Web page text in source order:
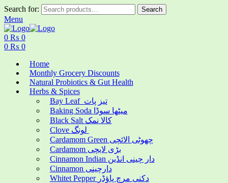
Search for: Search
Menu
0 ₨ 0
0 ₨ 0
Home
Monthly Grocery Discounts
Natural Probiotics & Gut Health
Herbs & Spices
Bay Leaf تیز پات
Baking Soda میٹھا سوڈا
Black Salt کالا نمک
Cardamom Green چھوٹی الائچی
Cardamom بڑی لایچی
Cinnamon Indian دار چینی انڈین
Cinnamon دارچینی
Whitet Pepper دکنی مرچ پاؤڈر